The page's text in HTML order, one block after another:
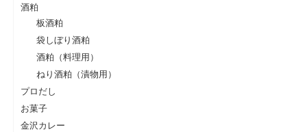
酒粕
板酒粕
袋しぼり酒粕
酒粕（料理用）
ねり酒粕（漬物用）
プロだし
お菓子
金沢カレー